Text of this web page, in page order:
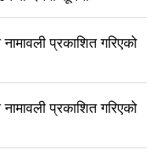
प्रकाशित गरिएको
प्रकाशित गरिएको